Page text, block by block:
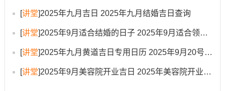
日）
：此日就是“青龙”吉神护佑,主姻缘和谐稳固！非常适
合进行纳采、订盟等婚前礼仪。吉时在辰时（7-9点）同申
时（15-17点）。五行属洞下水,八字喜水木的新人选择此
[讲堂]2025年九月吉日 2025年九月结婚吉日查询
[讲堂]2025年9月适合结婚的日子 2025年9月适合领证的日期
[讲堂]2025年九月黄道吉日专用日历 2025年9月20号黄道吉日专用日历
[讲堂]2025年9月美容院开业吉日 2025年美容院开业的最佳时间